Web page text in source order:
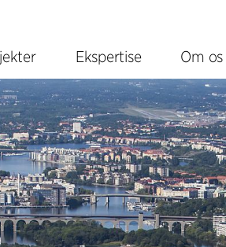
Ekspertise Om os